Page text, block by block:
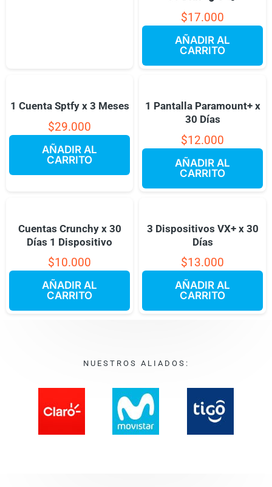
$17.000
AÑADIR AL
CARRITO
1 Cuenta Sptfy x 3 Meses
$29.000
AÑADIR AL
CARRITO
1 Pantalla Paramount+ x
30 Días
$12.000
AÑADIR AL
CARRITO
Cuentas Crunchy x 30
Días 1 Dispositivo
$10.000
AÑADIR AL
CARRITO
3 Dispositivos VX+ x 30
Días
$13.000
AÑADIR AL
CARRITO
NUESTROS ALIADOS: